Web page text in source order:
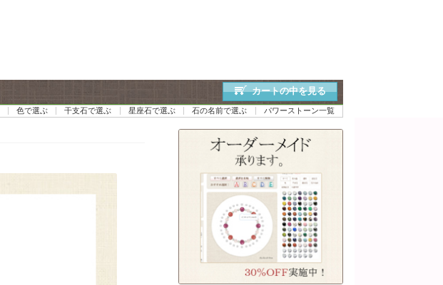
カートの中を見る
色で選ぶ 干支石で選ぶ 星座石で選ぶ 石の名前で選ぶ パワーストーン一覧